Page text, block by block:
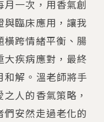
一次，用香氣創
臨床應用，讓我
跨情緒平衡、腸
大疾病應對，最終
和解。溫老師將手
人的香氣策略，
安然走過老化的